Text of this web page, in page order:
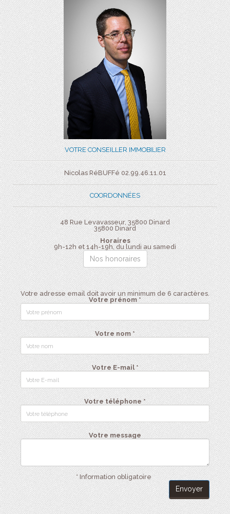
VOTRE CONSEILLER IMMOBILIER
Nicolas RéBUFFé 02.99.46.11.01
COORDONNÉES
48 Rue Levavasseur, 35800 Dinard
35800 Dinard
Horaires
9h-12h et 14h-19h, du lundi au samedi
Nos honoraires
Votre adresse email doit avoir un minimum de 6 caractères.
Votre prénom *
Votre nom *
Votre E-mail *
Votre téléphone *
Votre message
* Information obligatoire
Envoyer